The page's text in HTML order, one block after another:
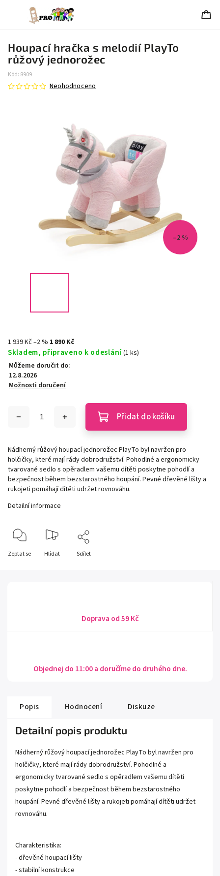
Houpací hračka s melodií PlayTo
růžový jednorožec
Kód: 8909
Neohodnoceno
–2 %
1 939 Kč–2 % 1 890 Kč
Skladem, připraveno k odeslání(1 ks)
Můžeme doručit do:
12.8.2026
Možnosti doručení
Přidat do košíku
Nádherný růžový houpací jednorožec PlayTo byl navržen pro
holčičky, které mají rády dobrodružství. Pohodlné a ergonomicky
tvarované sedlo s opěradlem vašemu dítěti poskytne pohodlí a
bezpečnost během bezstarostného houpání. Pevné dřevěné lišty a
rukojeti pomáhají dítěti udržet rovnováhu.
Detailní informace
Zeptat se Hlídat Sdílet
Doprava od 59 Kč
Objednej do 11:00 a doručíme do druhého dne.
Popis Hodnocení Diskuze
Detailní popis produktu
Nádherný růžový houpací jednorožec PlayTo byl navržen pro
holčičky, které mají rády dobrodružství. Pohodlné a
ergonomicky tvarované sedlo s opěradlem vašemu dítěti
poskytne pohodlí a bezpečnost během bezstarostného
houpání. Pevné dřevěné lišty a rukojeti pomáhají dítěti udržet
rovnováhu.
Charakteristika:
- dřevěné houpací lišty
- stabilní konstrukce